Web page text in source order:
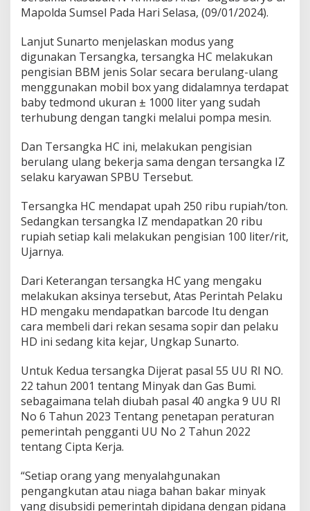
i
t
r
i
m
s
u
s
P
l
d
a
S
m
s
e
l
Mapolda Sumsel Pada Hari Selasa, (09/01/2024).
Lanjut Sunarto menjelaskan modus yang
digunakan Tersangka, tersangka HC melakukan
pengisian BBM jenis Solar secara berulang-ulang
menggunakan mobil box yang didalamnya terdapat
baby tedmond ukuran ± 1000 liter yang sudah
terhubung dengan tangki melalui pompa mesin.
Dan Tersangka HC ini, melakukan pengisian
berulang ulang bekerja sama dengan tersangka IZ
selaku karyawan SPBU Tersebut.
Tersangka HC mendapat upah 250 ribu rupiah/ton.
Sedangkan tersangka IZ mendapatkan 20 ribu
rupiah setiap kali melakukan pengisian 100 liter/rit,
Ujarnya.
Dari Keterangan tersangka HC yang mengaku
melakukan aksinya tersebut, Atas Perintah Pelaku
HD mengaku mendapatkan barcode Itu dengan
cara membeli dari rekan sesama sopir dan pelaku
HD ini sedang kita kejar, Ungkap Sunarto.
Untuk Kedua tersangka Dijerat pasal 55 UU RI NO.
22 tahun 2001 tentang Minyak dan Gas Bumi.
sebagaimana telah diubah pasal 40 angka 9 UU RI
No 6 Tahun 2023 Tentang penetapan peraturan
pemerintah pengganti UU No 2 Tahun 2022
tentang Cipta Kerja.
“Setiap orang yang menyalahgunakan
pengangkutan atau niaga bahan bakar minyak
yang disubsidi pemerintah dipidana dengan pidana